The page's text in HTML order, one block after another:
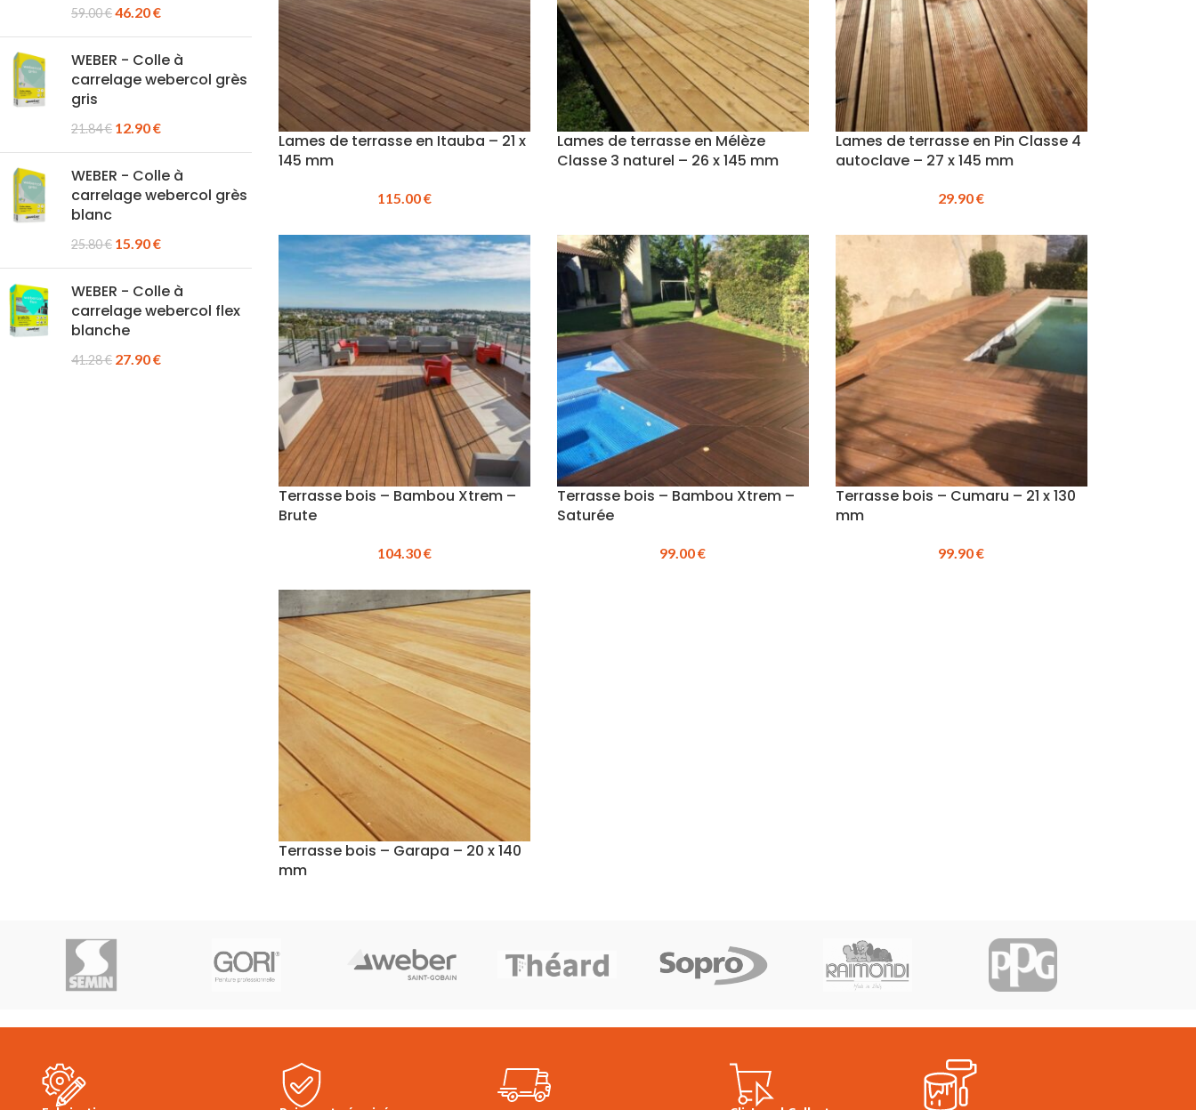
59.00€46.20€
WEBER - Colle à
carrelage webercol grès
gris
21.84€ 12.90€
WEBER - Colle à
carrelage webercol grès
blanc
25.80€ 15.90€
WEBER - Colle à
carrelage webercol flex
blanche
41.28€ 27.90€
Lames de terrasse en Itauba – 21 x
145 mm
115.00€
Lames de terrasse en Mélèze
Classe 3 naturel – 26 x 145 mm
Lames de terrasse en Pin Classe 4
autoclave – 27 x 145 mm
29.90€
Terrasse bois – Bambou Xtrem –
Brute
104.30€
Terrasse bois – Bambou Xtrem –
Saturée
99.00€
Terrasse bois – Cumaru – 21 x 130
mm
99.90€
Terrasse bois – Garapa – 20 x 140
mm